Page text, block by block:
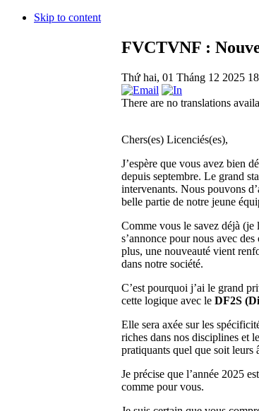
Skip to content
FVCTVNF :
Thứ hai, 01 Tháng 12 2025
There are no translations
Chers(es) Licenciés(es),
J’espère que vous avez bien
depuis septembre. Le grand
intervenants. Nous pouvons
belle partie de notre jeune
Comme vous le savez déjà (je
s’annonce pour nous avec
plus, une nouveauté vient
dans notre société.
C’est pourquoi j’ai le grand
cette logique avec le DF2S
Elle sera axée sur les
riches dans nos disciplines et
pratiquants quel que soit leurs
Je précise que l’année 2025
comme pour vous.